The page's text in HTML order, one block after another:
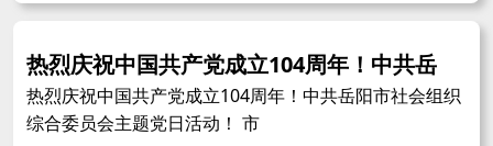
热烈庆祝中国共产党成立104周年！中共岳
热烈庆祝中国共产党成立104周年！中共岳阳市社会组织
综合委员会主题党日活动！ 市